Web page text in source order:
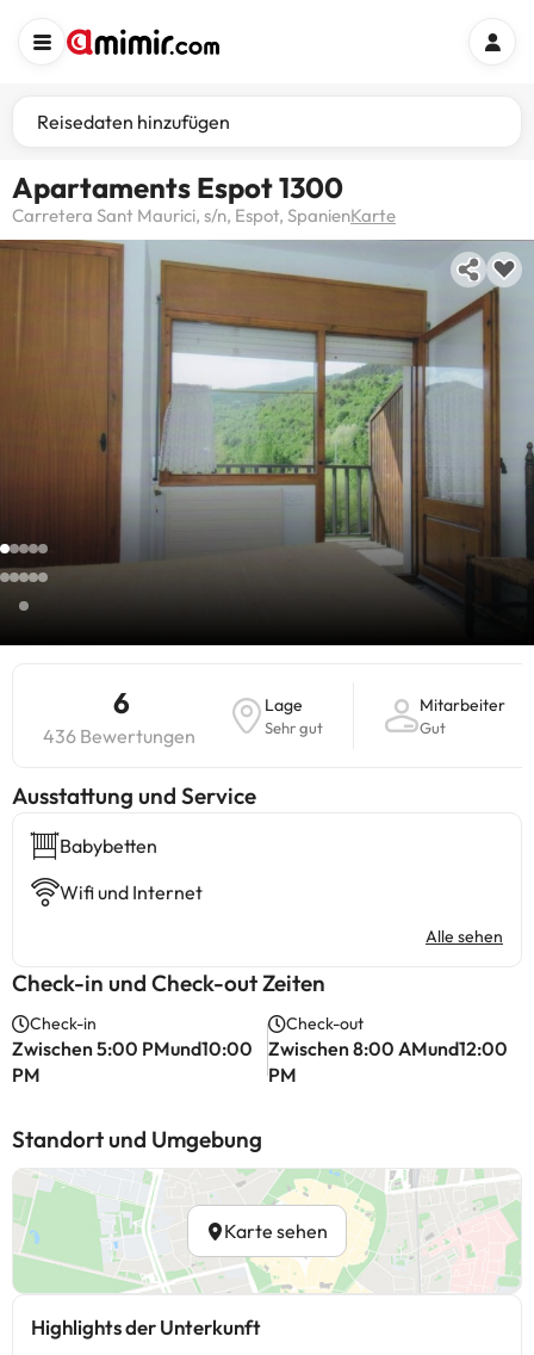
Reisedaten hinzufügen
Apartaments Espot 1300
Carretera Sant Maurici, s/n, Espot, SpanienKarte
6
436 Bewertungen
Lage
Sehr gut
Mitarbeiter
Gut
​Ausstattung und Service
Babybetten
Wifi und Internet
Alle sehen
Check-in und Check-out Zeiten
Check-in
Zwischen 5:00 PMund10:00
PM
Check-out
Zwischen 8:00 AMund12:00
PM
Standort und Umgebung
Karte sehen
Highlights der Unterkunft